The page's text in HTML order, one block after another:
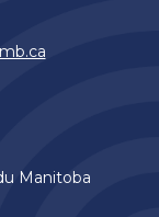
page
instagram
notre linkedin
notre
Manitoba